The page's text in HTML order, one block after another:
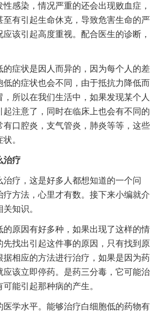
感染，情况严重的还会出现败血症，
至有引起生命休克，导致危害生命的严
该引起高度重视。配合医生的诊断，
的症状是因人而异的，因为每个人的差
低的症状也会不同，由于抵抗力降低而
所以在我们生活中，如果发现某个人
起注意了，同时在临床上也会有不同的
有口腔炎，支气管炎，肺炎等等，这些
。
治疗
治疗，这是好多人都想知道的一个问
疗方法，心里才有数。接下来小编就介
知识。
的原因有好多种，如果出现了这样的情
先找出引起这件事的原因，只有找到原
据相应的方法进行治疗，如果是因为药
应该立即停药。是药三分毒，它可能治
能引起那种病的产生。
医学水平。能够治疗白细胞低的药物有